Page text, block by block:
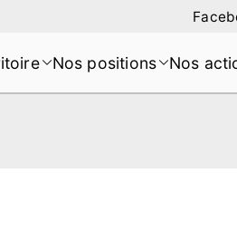
Nos positions Nos